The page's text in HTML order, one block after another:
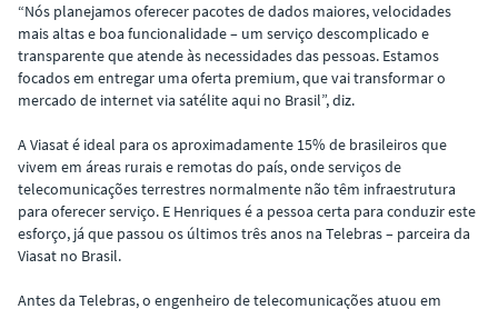
“Nós planejamos oferecer pacotes de dados maiores, velocidades
mais altas e boa funcionalidade – um serviço descomplicado e
transparente que atende às necessidades das pessoas. Estamos
focados em entregar uma oferta premium, que vai transformar o
mercado de internet via satélite aqui no Brasil”, diz.
A Viasat é ideal para os aproximadamente 15% de brasileiros que
vivem em áreas rurais e remotas do país, onde serviços de
telecomunicações terrestres normalmente não têm infraestrutura
para oferecer serviço. E Henriques é a pessoa certa para conduzir este
esforço, já que passou os últimos três anos na Telebras – parceira da
Viasat no Brasil.
Antes da Telebras, o engenheiro de telecomunicações atuou em